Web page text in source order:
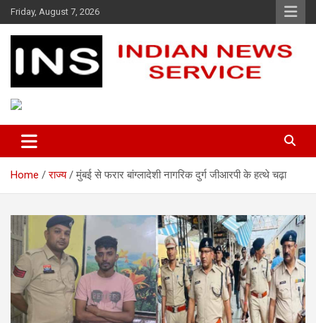
Skip
to
content
Friday, August 7, 2026
Indian News Service
Home राज्य मुंबई से फरार बांग्लादेशी नागरिक दुर्ग जीआरपी के हत्थे चढ़ा